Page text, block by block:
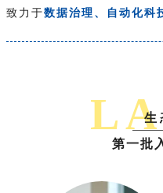
致力于数据治理、自动化科
L
生
第一批